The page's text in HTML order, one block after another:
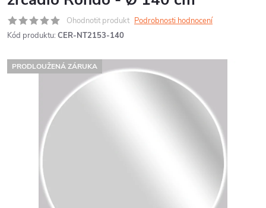
Ohodnotit produkt Podrobnosti hodnocení
Kód produktu: CER-NT2153-140
PRODLOUŽENÁ ZÁRUKA